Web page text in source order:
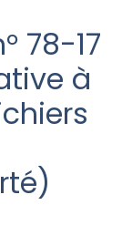
78-17
à